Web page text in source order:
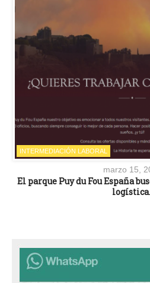
INTERMEDIACIÓN LABORAL
marzo 15,
El parque Puy du Fou España